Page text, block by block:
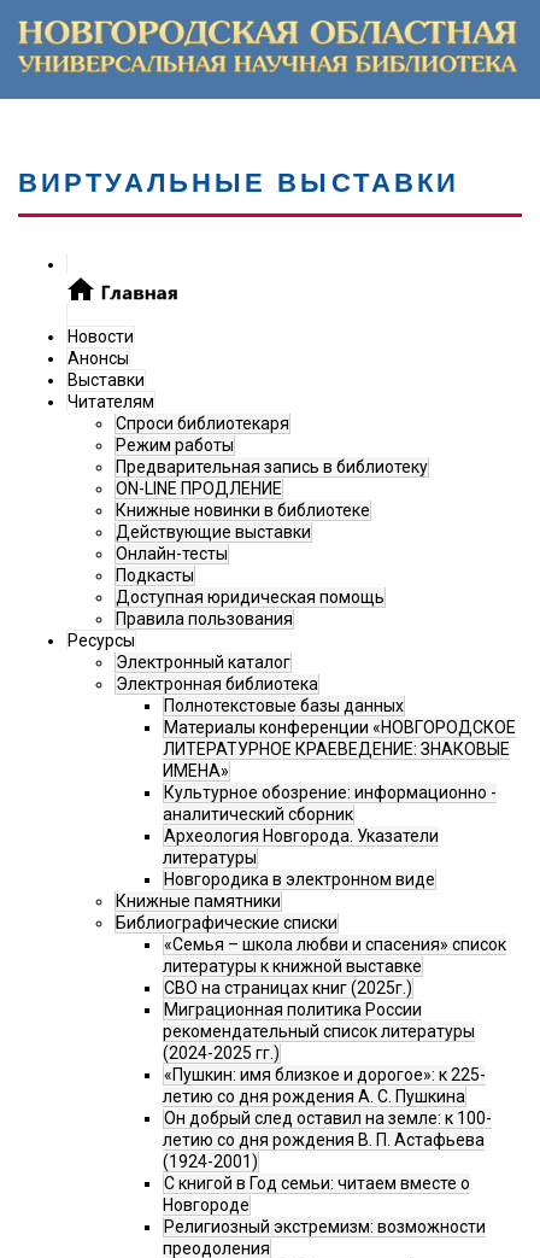
ВИРТУАЛЬНЫЕ ВЫСТАВКИ
Новости
Анонсы
Выставки
Читателям
Спроси библиотекаря
Режим работы
Предварительная запись в библиотеку
ON-LINE ПРОДЛЕНИЕ
Книжные новинки в библиотеке
Действующие выставки
Онлайн-тесты
Подкасты
Доступная юридическая помощь
Правила пользования
Ресурсы
Электронный каталог
Электронная библиотека
Полнотекстовые базы данных
Материалы конференции «НОВГОРОДСКОЕ
ЛИТЕРАТУРНОЕ КРАЕВЕДЕНИЕ: ЗНАКОВЫЕ
ИМЕНА»
Культурное обозрение: информационно -
аналитический сборник
Археология Новгорода. Указатели
литературы
Новгородика в электронном виде
Книжные памятники
Библиографические списки
«Семья – школа любви и спасения» список
литературы к книжной выставке
СВО на страницах книг (2025г.)
Миграционная политика России
рекомендательный список литературы
(2024-2025 гг.)
«Пушкин: имя близкое и дорогое»: к 225-
летию со дня рождения А. С. Пушкина
Он добрый след оставил на земле: к 100-
летию со дня рождения В. П. Астафьева
(1924-2001)
С книгой в Год семьи: читаем вместе о
Новгороде
Религиозный экстремизм: возможности
преодоления